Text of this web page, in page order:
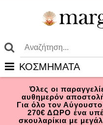
ΚΟΣΜΗΜΑΤΑ
Όλες οι
αυθημερόν
Για όλο τον
270€ ΔΩΡΟ ένα
σκουλαρίκια με